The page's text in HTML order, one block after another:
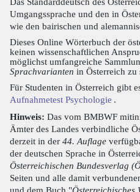
Umgangssprache und den in
wie den bairischen und
Dieses Online Wörterbuch der
keinen wissenschaftlichen
möglichst umfangreiche
Sprachvarianten in Österreich zu
Für Studenten in Österreich gibt
Aufnahmetest Psychologie .
Hinweis: Das vom BMBWF
Ämter des Landes verbindliche
derzeit in der 44. Auflage
der deutschen Sprache in
Österreichischen Bundesverlag
Seiten und alle damit
und dem Buch "Österreichisches